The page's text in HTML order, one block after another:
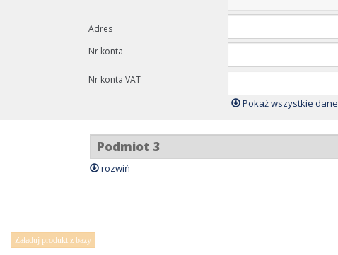
Adres
Nr konta
Nr konta VAT
Pokaż wszystkie dane
rozwiń
Załaduj produkt z bazy